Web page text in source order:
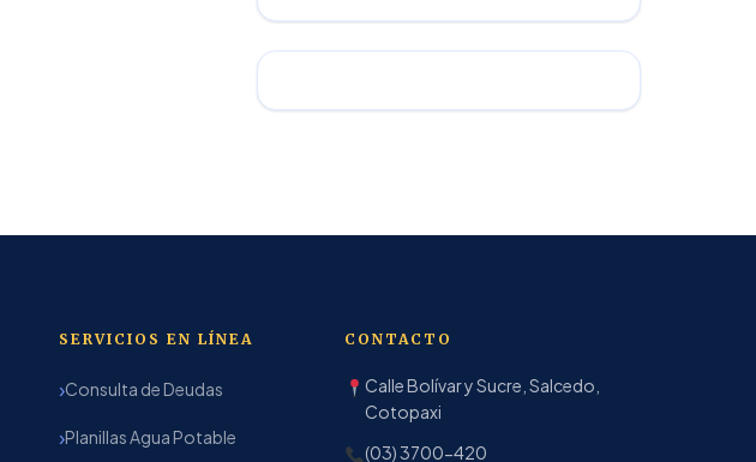
SERVICIOS EN LÍNEA
Consulta de Deudas
Planillas Agua Potable
CONTACTO
Calle Bolívar y Sucre, Salcedo,
Cotopaxi
(03) 3700-420